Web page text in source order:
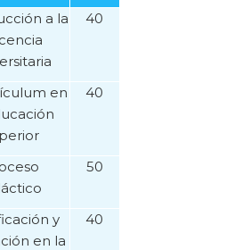
a la
40
en
40
50
y
en la
40